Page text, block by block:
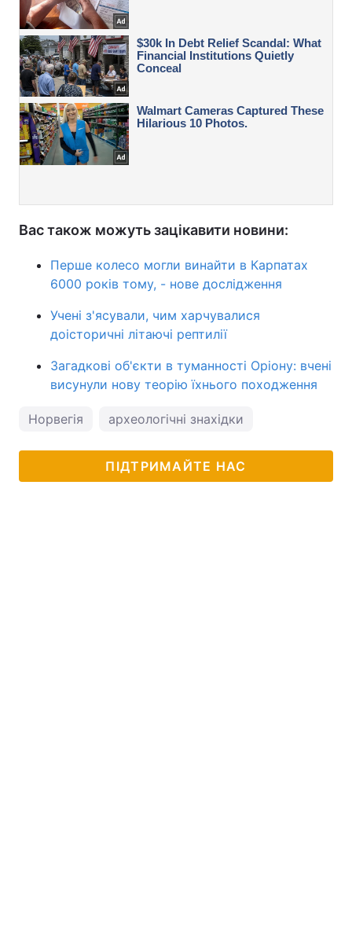
Вас також можуть зацікавити новини:
Перше колесо могли винайти в Карпатах
6000 років тому, - нове дослідження
Учені з'ясували, чим харчувалися
доісторичні літаючі рептилії
Загадкові об'єкти в туманності Оріону: вчені
висунули нову теорію їхнього походження
Норвегія археологічні знахідки
ПІДТРИМАЙТЕ НАС